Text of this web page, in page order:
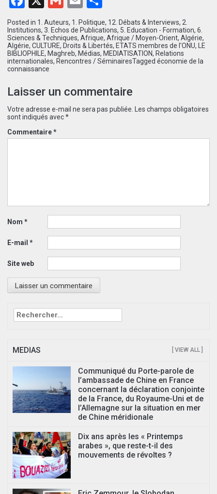
Posted in 1. Auteurs, 1. Politique, 12. Débats & Interviews, 2.
Institutions, 3. Echos de Publications, 5. Education - Formation, 6.
Sciences & Techniques, Afrique, Afrique / Moyen-Orient, Algérie,
Algérie, CULTURE, Droits & Libertés, ETATS membres de l'ONU, LE
BIBLIOPHILE, Maghreb, Médias, MEDIATISATION, Relations
internationales, Rencontres / SéminairesTagged économie de la
connaissance
Laisser un commentaire
Votre adresse e-mail ne sera pas publiée. Les champs obligatoires
sont indiqués avec*
Commentaire*
Nom *
E-mail *
Site web
Rechercher :
MEDIAS [ VIEW ALL ]
Communiqué du Porte-parole de
l’ambassade de Chine en France
concernant la déclaration conjointe
de la France, du Royaume-Uni et de
l’Allemagne sur la situation en mer
de Chine méridionale
Dix ans après les « Printemps
arabes », que reste-t-il des
mouvements de révoltes ?